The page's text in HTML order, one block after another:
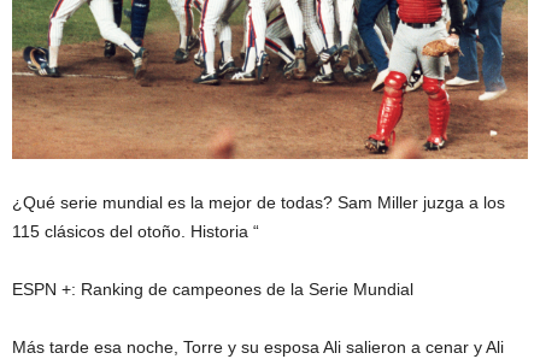
¿Qué serie mundial es la mejor de todas? Sam Miller juzga a los
115 clásicos del otoño. Historia “
ESPN +: Ranking de campeones de la Serie Mundial
Más tarde esa noche, Torre y su esposa Ali salieron a cenar y Ali